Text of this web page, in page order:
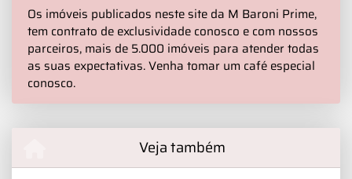
Os imóveis publicados neste site da M Baroni Prime,
tem contrato de exclusividade conosco e com nossos
parceiros, mais de 5.000 imóveis para atender todas
as suas expectativas. Venha tomar um café especial
conosco.
Veja também